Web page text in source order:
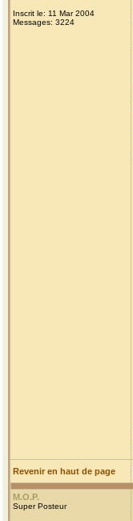
Inscrit le: 11 Mar 2004
Messages: 3224
Revenir en haut de page
M.O.P.
Super Posteur